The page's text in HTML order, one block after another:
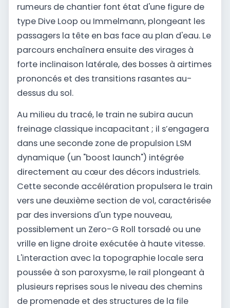
rumeurs de chantier font état d'une figure de
type Dive Loop ou Immelmann, plongeant les
passagers la tête en bas face au plan d'eau. Le
parcours enchaînera ensuite des virages à
forte inclinaison latérale, des bosses à airtimes
prononcés et des transitions rasantes au-
dessus du sol.
Au milieu du tracé, le train ne subira aucun
freinage classique incapacitant ; il s’engagera
dans une seconde zone de propulsion LSM
dynamique (un "boost launch") intégrée
directement au cœur des décors industriels.
Cette seconde accélération propulsera le train
vers une deuxième section de vol, caractérisée
par des inversions d'un type nouveau,
possiblement un Zero-G Roll torsadé ou une
vrille en ligne droite exécutée à haute vitesse.
L'interaction avec la topographie locale sera
poussée à son paroxysme, le rail plongeant à
plusieurs reprises sous le niveau des chemins
de promenade et des structures de la file